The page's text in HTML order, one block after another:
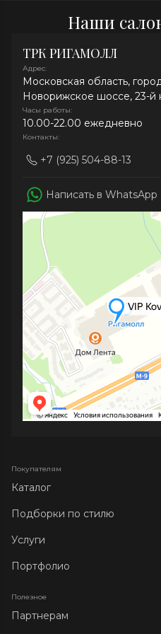
Наши
ТРК РИГАМОЛЛ
Адрес:
Московская область,
Новорижское шоссе, 23-й
Часы работы:
10.00-22.00 ежедневно
Контакты:
+7 (925) 504-88-13
Написать в WhatsApp
Покупателям
Каталог
Подборки по стилю
Услуги
Портфолио
Полезное
Партнерам